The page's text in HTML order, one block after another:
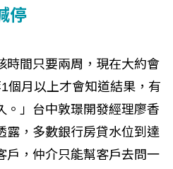
停
時間只要兩周，現在大約會
個月以上才會知道結果，有
。」台中敦璟開發經理廖香
露，多數銀行房貸水位到達
戶，仲介只能幫客戶去問一